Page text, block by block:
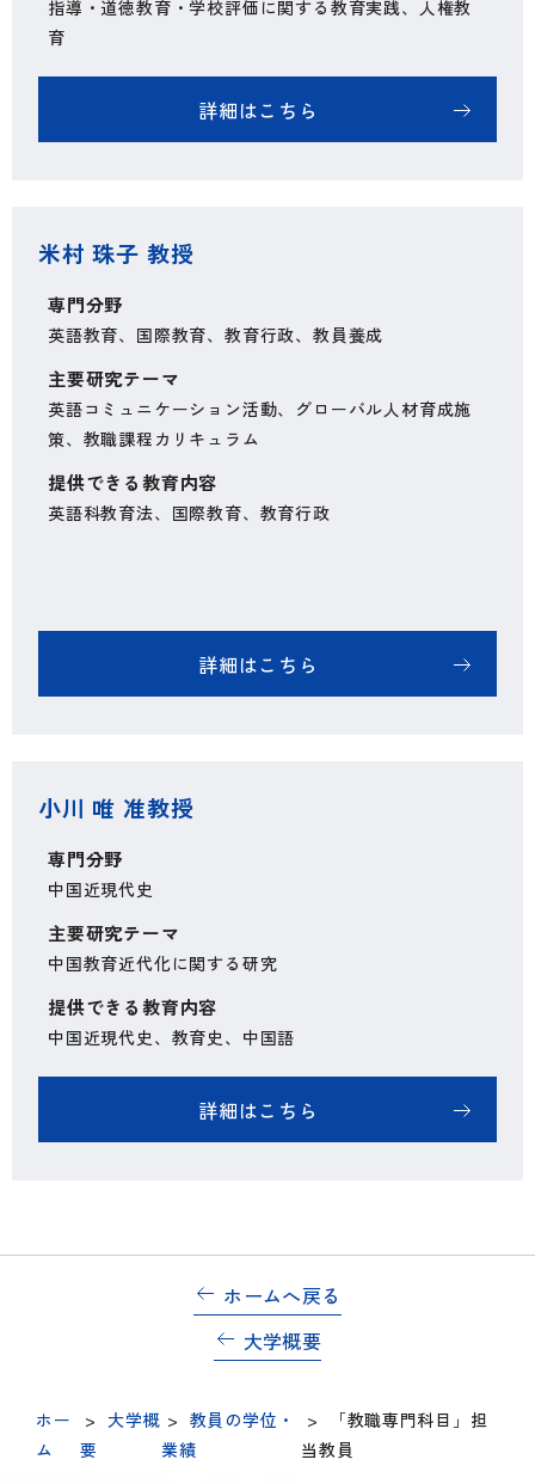
指導・道徳教育・学校評価に関する教育実践、人権教
育
詳細はこちら
米村 珠子 教授
専門分野
英語教育、国際教育、教育行政、教員養成
主要研究テーマ
英語コミュニケーション活動、グローバル人材育成施
策、教職課程カリキュラム
提供できる教育内容
英語科教育法、国際教育、教育行政
詳細はこちら
小川 唯 准教授
専門分野
中国近現代史
主要研究テーマ
中国教育近代化に関する研究
提供できる教育内容
中国近現代史、教育史、中国語
詳細はこちら
大学概要
ホームへ戻る
ホー
ム
>大学概
要
> 教員の学位・
業績
>
「教職専門科目」担
当教員